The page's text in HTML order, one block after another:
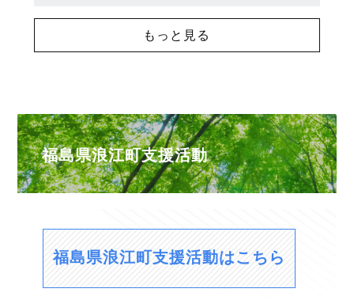
もっと見る
福島県浪江町支援活動
福島県浪江町支援活動はこちら